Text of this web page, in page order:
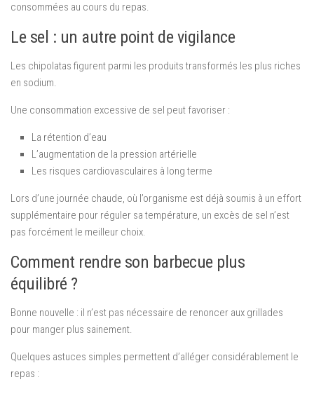
consommées au cours du repas.
Le sel : un autre point de vigilance
Les chipolatas figurent parmi les produits transformés les plus riches
en sodium.
Une consommation excessive de sel peut favoriser :
La rétention d’eau
L’augmentation de la pression artérielle
Les risques cardiovasculaires à long terme
Lors d’une journée chaude, où l’organisme est déjà soumis à un effort
supplémentaire pour réguler sa température, un excès de sel n’est
pas forcément le meilleur choix.
Comment rendre son barbecue plus
équilibré ?
Bonne nouvelle : il n’est pas nécessaire de renoncer aux grillades
pour manger plus sainement.
Quelques astuces simples permettent d’alléger considérablement le
repas :